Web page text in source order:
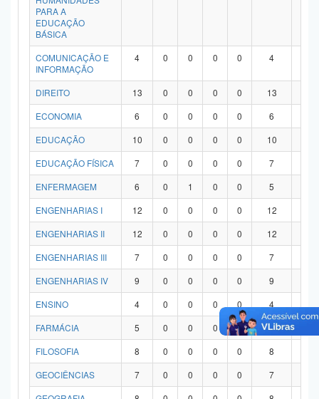
PARA A
EDUCAÇÃO
BÁSICA
COMUNICAÇÃO E
INFORMAÇÃO
4 0 0 0 0 4
DIREITO 13 0 0 0 0 13
ECONOMIA
6 0 0 0 0 6
EDUCAÇÃO
10 0 0 0 0 10
EDUCAÇÃO FÍSICA
7 0 0 0 0 7
ENFERMAGEM
6 0 1 0 0 5
ENGENHARIAS I
12 0 0 0 0 12
ENGENHARIAS II
12 0 0 0 0 12
ENGENHARIAS III
7 0 0 0 0 7
ENGENHARIAS IV
9 0 0 0 0 9
ENSINO
4 0 0 0 0 4
FARMÁCIA
5 0 0 0 0 5
FILOSOFIA
8 0 0 0 0 8
GEOCIÊNCIAS
7 0 0 0 0 7